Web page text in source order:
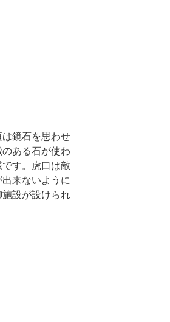
鏡石を思わせ
ある石が使わ
す。虎口は敵
来ないように
設が設けられ